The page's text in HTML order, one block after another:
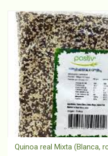
Quinoa real Mixta (Blanca,